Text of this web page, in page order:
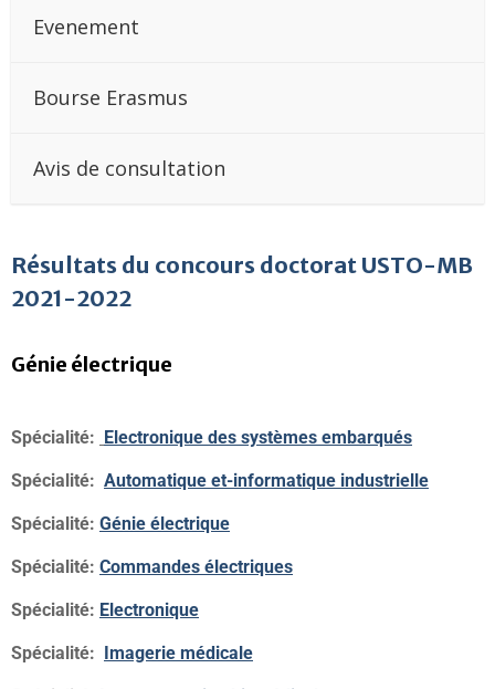
Evenement
Bourse Erasmus
Avis de consultation
Résultats du concours doctorat USTO-MB
2021-2022
Génie électrique
Spécialité: Electronique des systèmes embarqués
Spécialité: Automatique et-informatique industrielle
Spécialité: Génie électrique
Spécialité: Commandes électriques
Spécialité: Electronique
Spécialité: Imagerie médicale